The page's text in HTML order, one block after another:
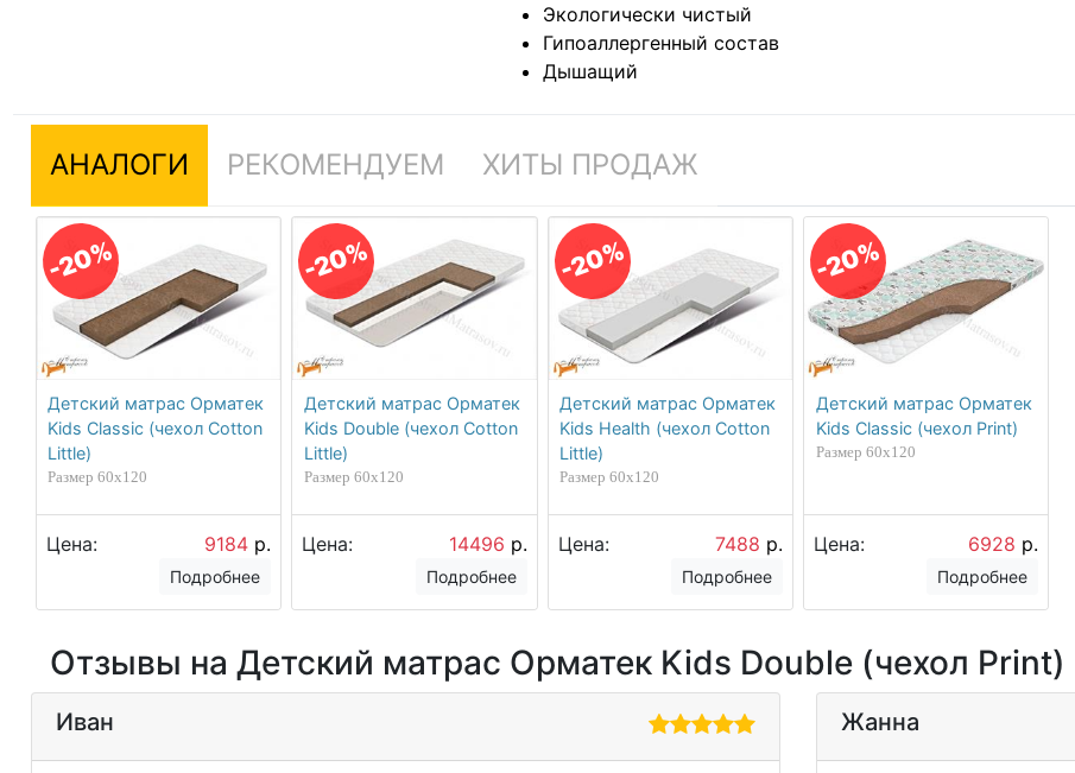
Экологически чистый
Гипоаллергенный состав
Дышащий
АНАЛОГИ РЕКОМЕНДУЕМ ХИТЫ ПРОДАЖ
-20%
Детский матрас Орматек
Kids Classic (чехол Cotton
Little)
Размер 60х120
Цена: 9184 р.
Подробнее
-20%
Детский матрас Орматек
Kids Double (чехол Cotton
Little)
Размер 60х120
Цена: 14496 р.
Подробнее
-20%
Детский матрас Орматек
Kids Health (чехол Cotton
Little)
Размер 60х120
Цена: 7488 р.
Подробнее
-20%
Детский матрас Орматек
Kids Classic (чехол Print)
Размер 60х120
Цена: 6928 р.
Подробнее
Отзывы на Детский матрас Орматек Kids Double (чехол Print)
Иван Жанна